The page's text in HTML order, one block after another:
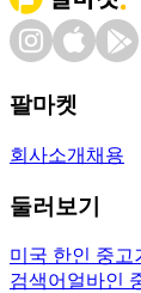
팔마켓
회사소개 채용
둘러보기
미국 한인 중고
검색어 얼바인